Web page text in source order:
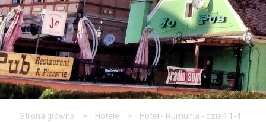
Strona główna > Hotele > Hotel - Rumunia - dzień 1-4